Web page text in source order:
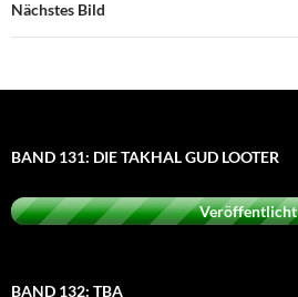
Nächstes Bild
BAND 131: DIE TAKHAL GUD LOOTER
Veröffentlicht
BAND 132: TBA